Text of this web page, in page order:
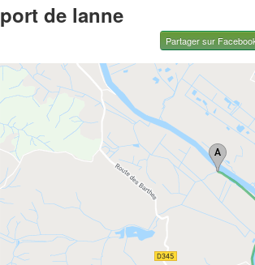
port de lanne
Partager sur